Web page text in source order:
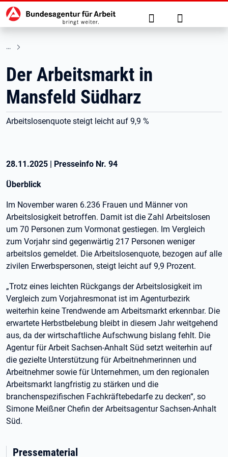
zu den Hauptinhalten springen
Hauptnavigation Suche Anmelden
Der Arbeitsmarkt in
Mansfeld Südharz
Arbeitslosenquote steigt leicht auf 9,9 %
28.11.2025 | Presseinfo Nr. 94
Überblick
Im November waren 6.236 Frauen und Männer von
Arbeitslosigkeit betroffen. Damit ist die Zahl Arbeitslosen
um 70 Personen zum Vormonat gestiegen. Im Vergleich
zum Vorjahr sind gegenwärtig 217 Personen weniger
arbeitslos gemeldet. Die Arbeitslosenquote, bezogen auf alle
zivilen Erwerbspersonen, steigt leicht auf 9,9 Prozent.
„Trotz eines leichten Rückgangs der Arbeitslosigkeit im
Vergleich zum Vorjahresmonat ist im Agenturbezirk
weiterhin keine Trendwende am Arbeitsmarkt erkennbar. Die
erwartete Herbstbelebung bleibt in diesem Jahr weitgehend
aus, da der wirtschaftliche Aufschwung bislang fehlt. Die
Agentur für Arbeit Sachsen-Anhalt Süd setzt weiterhin auf
die gezielte Unterstützung für Arbeitnehmerinnen und
Arbeitnehmer sowie für Unternehmen, um den regionalen
Arbeitsmarkt langfristig zu stärken und die
branchenspezifischen Fachkräftebedarfe zu decken“, so
Simone Meißner Chefin der Arbeitsagentur Sachsen-Anhalt
Süd.
Pressematerial